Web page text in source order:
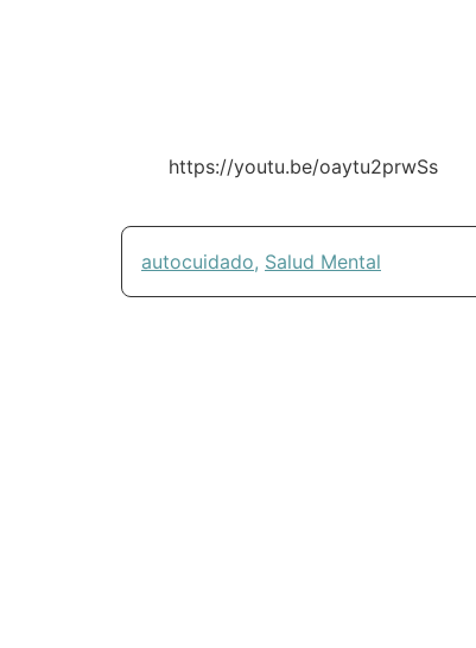
https://youtu.be/oaytu2prwSs
autocuidado, Salud Mental